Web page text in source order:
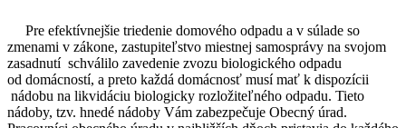
Pre efektívnejšie triedenie domového odpadu a v súlade so
zmenami v zákone, zastupiteľstvo miestnej samosprávy na svojom
zasadnutí schválilo zavedenie zvozu biologického odpadu
od domácností, a preto každá domácnosť musí mať k dispozícii
nádobu na likvidáciu biologicky rozložiteľného odpadu. Tieto
nádoby, tzv. hnedé nádoby Vám zabezpečuje Obecný úrad.